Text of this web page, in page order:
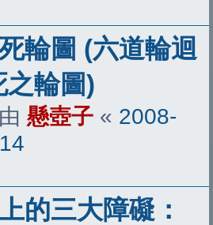
輪圖 (六道輪迴
之輪圖)
懸壺子 « 2008-
的三大障礙：